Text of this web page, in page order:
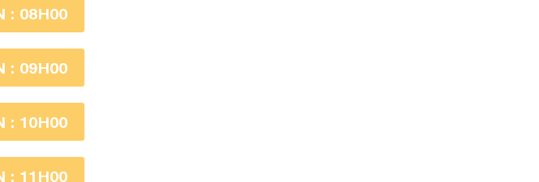
: 08H00
: 09H00
: 10H00
: 11H00